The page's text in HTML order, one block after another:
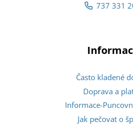
737 331
Často kladené
Doprava a
Informace-
Jak pečovat o